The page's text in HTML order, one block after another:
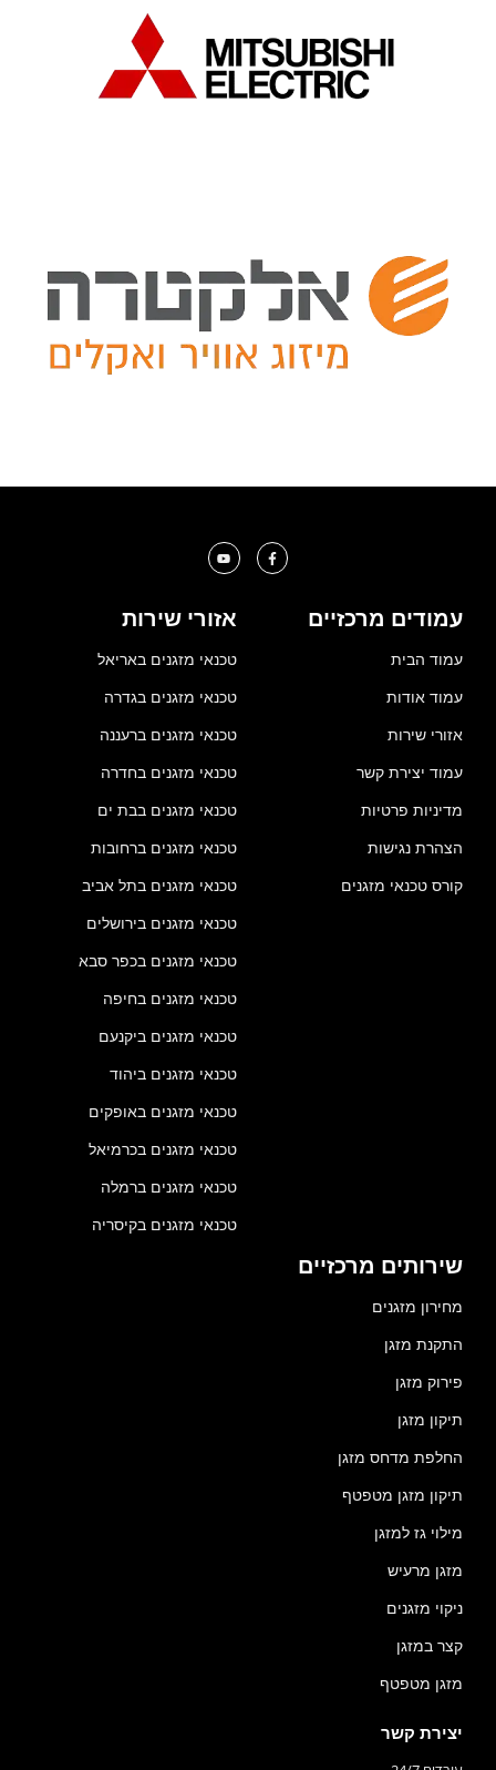
עמודים מרכזיים
עמוד הבית
עמוד אודות
אזורי שירות
עמוד יצירת קשר
מדיניות פרטיות
הצהרת נגישות
קורס טכנאי מזגנים
אזורי שירות
טכנאי מזגנים באריאל
טכנאי מזגנים בגדרה
טכנאי מזגנים ברעננה
טכנאי מזגנים בחדרה
טכנאי מזגנים בבת ים
טכנאי מזגנים ברחובות
טכנאי מזגנים בתל אביב
טכנאי מזגנים בירושלים
טכנאי מזגנים בכפר סבא
טכנאי מזגנים בחיפה
טכנאי מזגנים ביקנעם
טכנאי מזגנים ביהוד
טכנאי מזגנים באופקים
טכנאי מזגנים בכרמיאל
טכנאי מזגנים ברמלה
טכנאי מזגנים בקיסריה
שירותים מרכזיים
מחירון מזגנים
התקנת מזגן
פירוק מזגן
תיקון מזגן
החלפת מדחס מזגן
תיקון מזגן מטפטף
מילוי גז למזגן
מזגן מרעיש
ניקוי מזגנים
קצר במזגן
מזגן מטפטף
יצירת קשר